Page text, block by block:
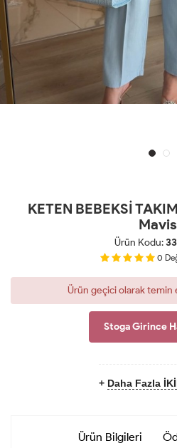
KETEN BEBEKSİ
Ürün Kodu:
0
Ürün geçici olarak
Stoga Girince
+ Daha Fazla
Ürün Bilgileri